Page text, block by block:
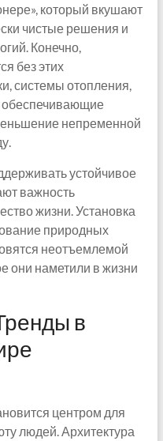
который вкушают
чистые решения и
Конечно,
без этих
системы отопления,
непременной
устойчивое
важность
жизни. Установка
природных
неотъемлемой
они наметили в жизни
в
центром для
людей. Архитектура